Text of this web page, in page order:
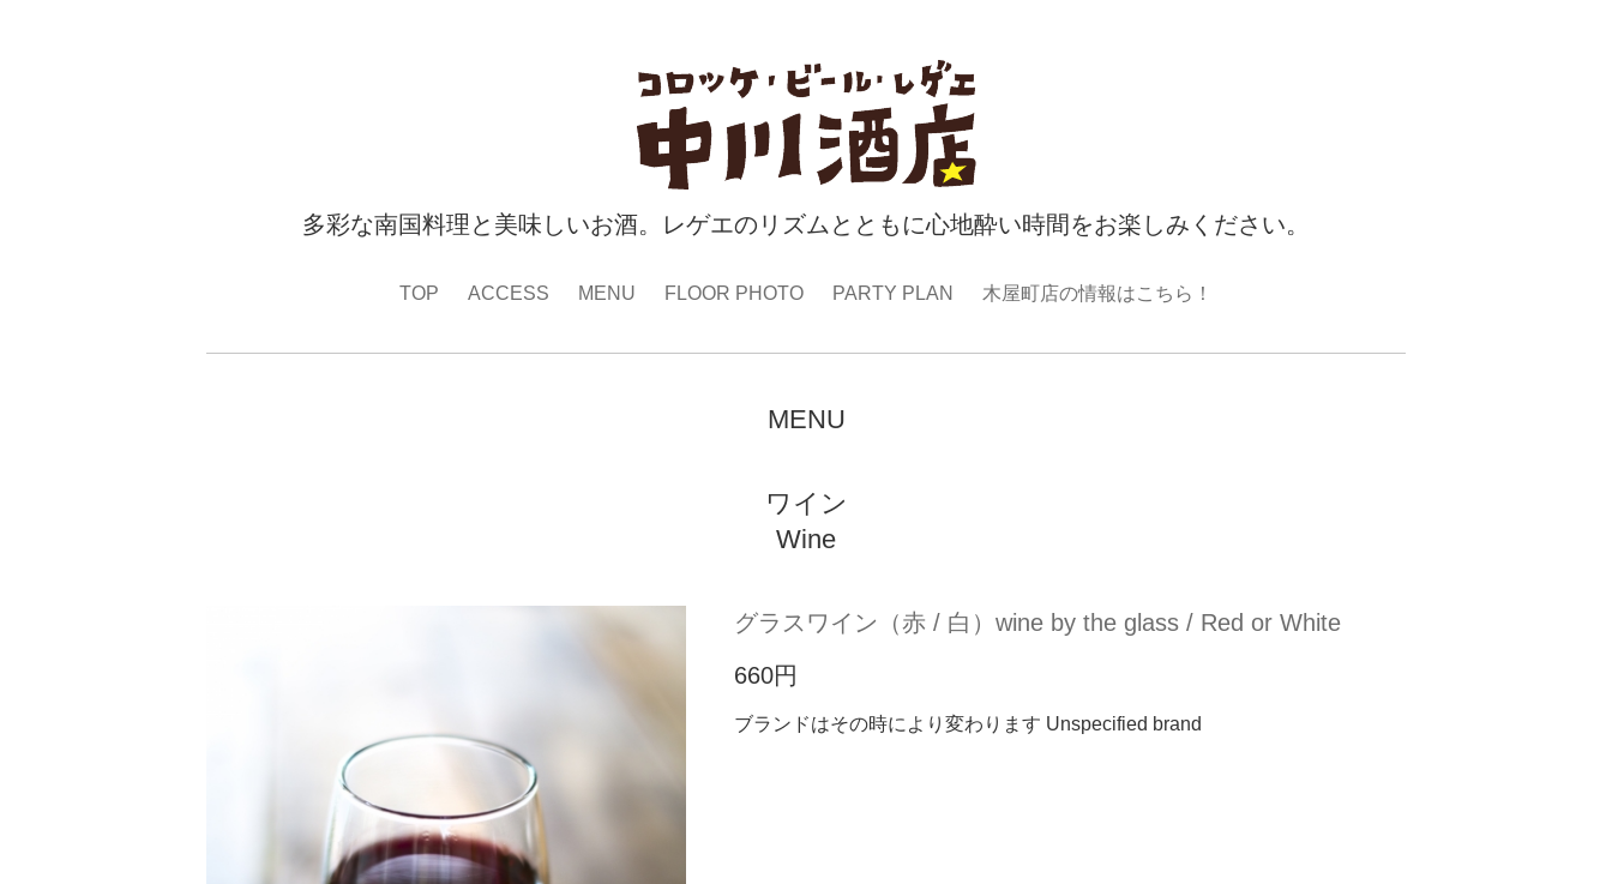
多彩な南国料理と美味しいお酒。レゲエのリズムとともに心地酔い時間をお楽しみください。
TOP ACCESS MENU FLOOR PHOTO PARTY PLAN 木屋町店の情報はこちら！
MENU
ワイン
Wine
グラスワイン（赤 / 白）wine by the glass / Red or White
660円
ブランドはその時により変わります Unspecified brand